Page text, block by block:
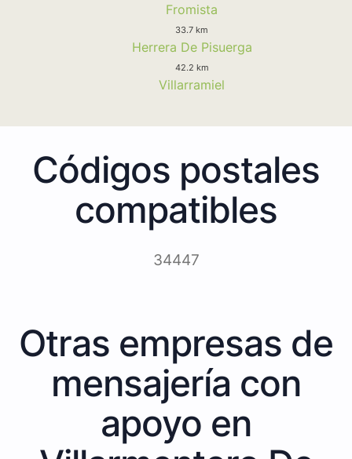
Fromista
33.7 km
Herrera De Pisuerga
42.2 km
Villarramiel
Códigos postales
compatibles
34447
Otras empresas de
mensajería con
apoyo en